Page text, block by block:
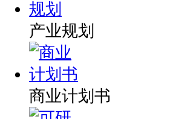
产业规划
商业计划书